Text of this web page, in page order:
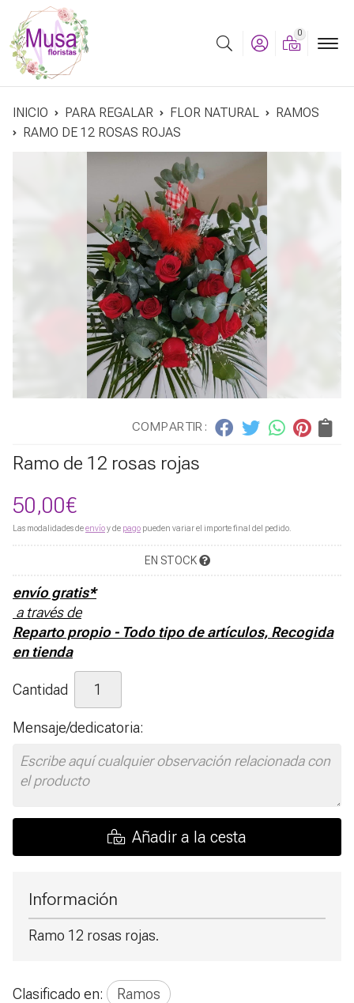
Buscar
0
INICIO PARA REGALAR FLOR NATURAL
RAMOS
RAMO DE 12 ROSAS ROJAS
COMPARTIR:
Ramo de 12 rosas rojas
50,00€
Las modalidades deenvíoy de pago pueden variar el importe final del pedido.
EN STOCK
envío gratis*
a través de
Reparto propio - Todo tipo de artículos, Recogida
en tienda
Cantidad
Mensaje/dedicatoria:
Añadir a la cesta
Información
Ramo 12 rosas rojas.
Clasificado en: Ramos